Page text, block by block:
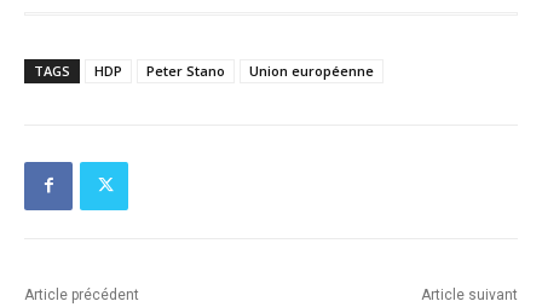
TAGS HDP Peter Stano Union européenne
Article précédent Article suivant